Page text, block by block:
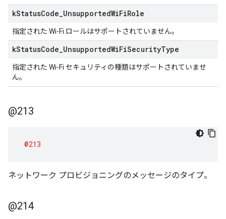
kStatusCode UnsupportedWiFiRole
指定された Wi-Fi ロールはサポートされていません。
kStatusCode UnsupportedWiFiSecurityType
指定された Wi-Fi セキュリティの種類はサポートされていませ
ん。
@213
@213
ネットワーク プロビジョニングのメッセージのタイプ。
@214